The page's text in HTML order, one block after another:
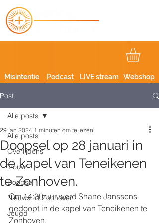
Podcast
Misintentie LIVE stream Webshop
Post
Alle posts
Overlijdens
Trouw
Doopsel
Nieuws uit Zonhoven
Jeugd
Alle posts
Doopsel op 28 januari in
de kapel van Teneikenen
te Zonhoven.
29 jan 2024 1 minuten om te lezen
Om 14:30 uur werd Shane Janssens
gedoopt in de kapel van Teneikenen te
Zonhoven.